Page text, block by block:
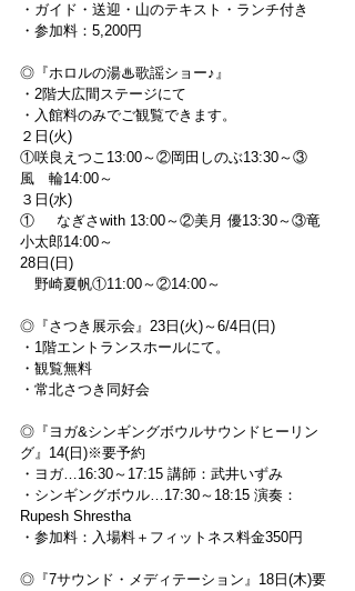
・ガイド・送迎・山のテキスト・ランチ付き
・参加料：5,200円
◎『ホロルの湯♨歌謡ショー♪』
・2階大広間ステージにて
・入館料のみでご観覧できます。
２日(火)
①咲良えつこ13:00～②岡田しのぶ13:30～③
風　輪14:00～
３日(水)
①     なぎさwith 13:00～②美月 優13:30～③竜
小太郎14:00～
28日(日)
野崎夏帆①11:00～②14:00～
◎『さつき展示会』23日(火)～6/4日(日)
・1階エントランスホールにて。
・観覧無料
・常北さつき同好会
◎『ヨガ&シンギングボウルサウンドヒーリン
グ』14(日)※要予約
・ヨガ…16:30～17:15 講師：武井いずみ
・シンギングボウル…17:30～18:15 演奏：
Rupesh Shrestha
・参加料：入場料＋フィットネス料金350円
◎『7サウンド・メディテーション』18日(木)要